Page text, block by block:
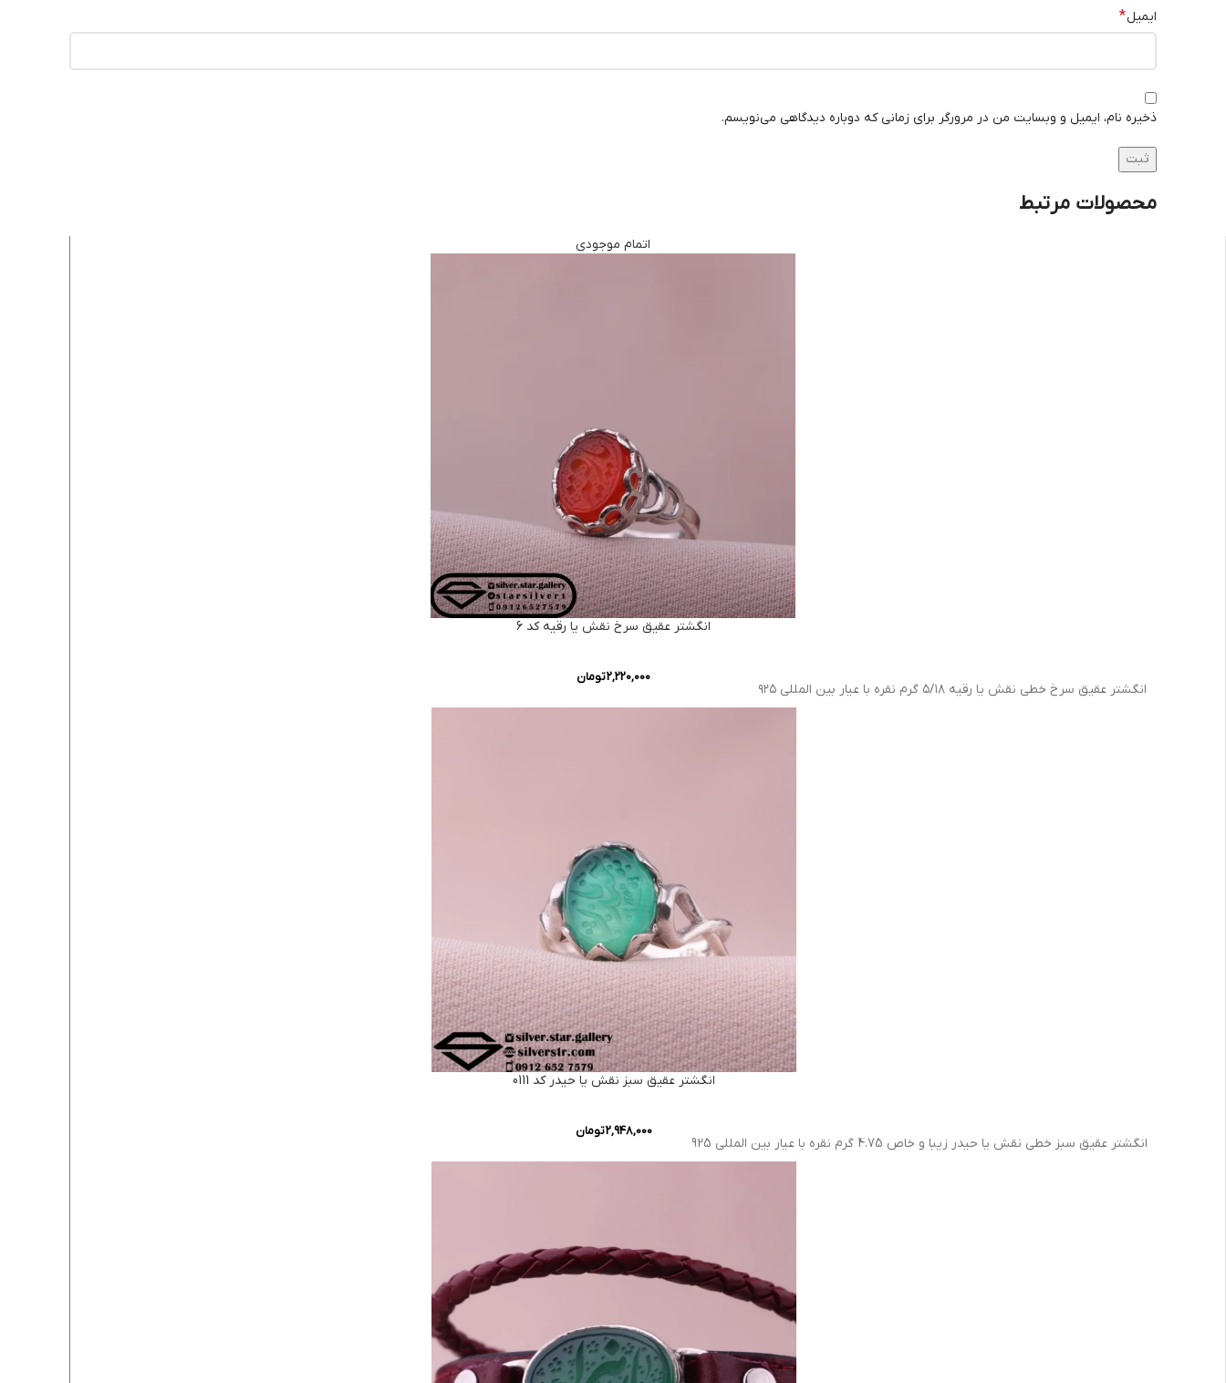
ایمیل*
ذخیره نام، ایمیل و وبسایت من در مرورگر برای زمانی که دوباره دیدگاهی می‌نویسم.
محصولات مرتبط
اتمام موجودی
انگشتر عقیق سرخ نقش یا رقیه کد 6
2,220,000تومان
انگشتر عقیق سرخ خطی نقش یا رقیه ۵/۱۸ گرم نقره با عیار بین المللی ۹۲۵
انگشتر عقیق سبز نقش یا حیدر کد 0111
2,948,000تومان
انگشتر عقیق سبز خطی نقش یا حیدر زیبا و خاص 4.75 گرم نقره با عیار بین المللی 925